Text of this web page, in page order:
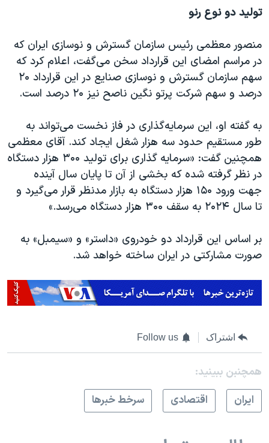
تولید دو نوع رنو
منصور معظمی رئیس سازمان گسترش و نوسازی ایران که
در مراسم امضای این قرارداد سخن می‌گفت، اعلام کرد که
سهم سازمان گسترش و نوسازی صنایع در این قرارداد ۲۰
درصد و سهم شرکت پرتو نگین ناصح نیز ۲۰ درصد است.
به گفته او، این سرمایه‌گذاری در فاز نخست می‌تواند به
طور مستقیم حدود سه هزار شغل ایجاد کند. آقای معظمی
همچنین گفت: «سرمایه‌ گذاری برای تولید ۳۰۰ هزار دستگاه
در نظر گرفته شده که بخشی از آن تا پایان سال آینده
جهت ورود ۱۵۰ هزار دستگاه به بازار مدنظر قرار می‌گیرد و
تا سال ۲۰۲۴ به سقف ۳۰۰ هزار دستگاه می‌رسد.»
بر اساس این قرارداد دو خودروی «داستر» و «سیمبل» به
صورت مشارکتی در ایران ساخته خواهد شد.
اشتراک Follow us
همچنبن ببینید:
ايران
اقتصادی سرخط خبرها